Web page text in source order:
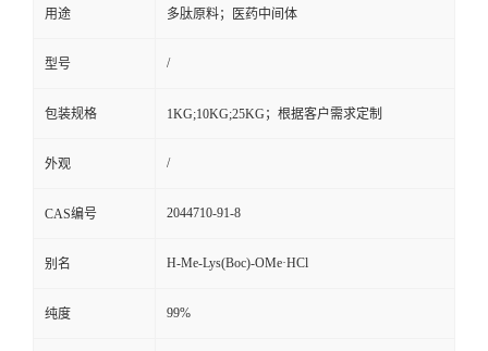
用途 多肽原料；医药中间体
型号 /
包装规格 1KG;10KG;25KG；根据客户需求定制
外观 /
CAS编号 2044710-91-8
别名 H-Me-Lys(Boc)-OMe·HCl
纯度 99%